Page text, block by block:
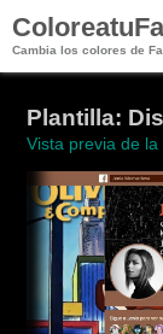
Cambia los colores de
Plantilla:
Vista previa de